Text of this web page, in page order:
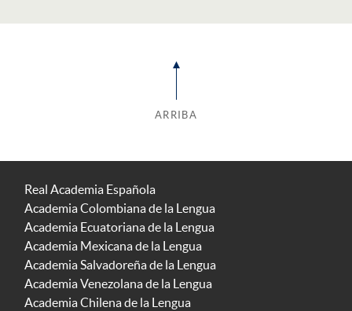
ARRIBA
Real Academia Española
Academia Colombiana de la Lengua
Academia Ecuatoriana de la Lengua
Academia Mexicana de la Lengua
Academia Salvadoreña de la Lengua
Academia Venezolana de la Lengua
Academia Chilena de la Lengua